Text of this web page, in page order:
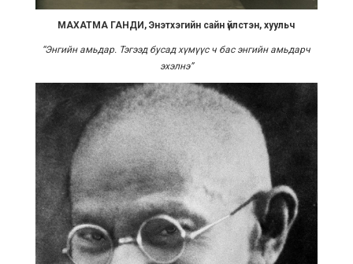
МАХАТМА ГАНДИ, Энэтхэгийн сайн үйлстэн, хуульч
“Энгийн амьдар. Тэгээд бусад хүмүүс ч бас энгийн амьдарч
эхэлнэ”